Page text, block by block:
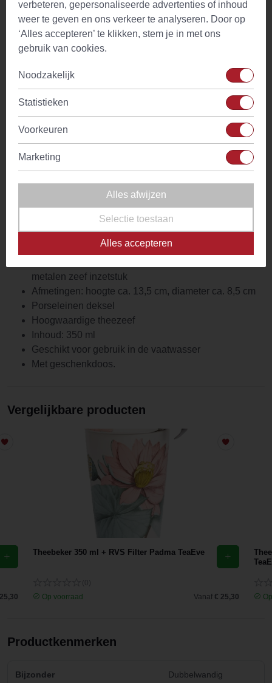
vastpakken want de buitenkant wordt nooit (te) heet. Met de
brede theezeef van roestvrijstaal is Theebeker TeaEve
Luna Blue ideaal om je heerlijke losse thee mee te
zetten. Leun achterover en laat de dag uitkeren met een
Theebeker TEAEVE is qua kwaliteit, uiterlijk en
functionaliteit uitstekend te noemen. TeaEve Luna Blue
theebeker van Eigenart heeft een inhoud van 350 ml en
houdt als thermosbeker (dubbelwandig porselein) de thee
langer warm. Bovendien heeft de mok een uitneembare
zeef voor losse thee en een
porseleinen deksel om de
om de thee zowel binnen, maar ook buiten te drinken. Ook
als het geen aangename temperatuur buiten is!
Kleur/motief: "Luna Blue"
Inhoud: 1 mok verpakt in geschenkdoos
metalen zeef inzetstuk
Afmetingen: hoogte ca. 13,5 cm, diameter ca. 8,5 cm
Porseleinen deksel
Hoogwaardige theezeef
Inhoud: 350 ml
Geschikt voor gebruik in de vaatwasser
Met geschenkdoos.
Vergelijkbare producten
Theebeker 350 ml + RVS Filter Padma TeaEve
Op voorraad
Vanaf € 25,30
Productkenmerken
Bijzonder Dubbelwandig
verbeteren, gepersonaliseerde advertenties of inhoud
weer te geven en ons verkeer te analyseren. Door op
‘Alles accepteren’ te klikken, stem je in met ons
gebruik van cookies.
Noodzakelijk
Statistieken
Voorkeuren
Marketing
Alles afwijzen
Selectie toestaan
Alles accepteren